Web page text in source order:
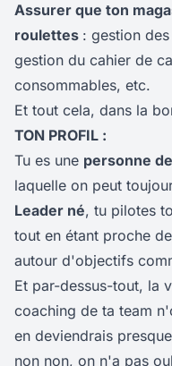
Assurer que ton
roulettes : gestion
gestion du cahier de
consommables, etc.
Et tout cela, dans la
TON PROFIL :
Tu es une personne
laquelle on peut
Leader né, tu pilotes
tout en étant proche
autour d'objectifs
Et par-dessus-tout, la
coaching de ta team
en deviendrais
non non, on n'a pas